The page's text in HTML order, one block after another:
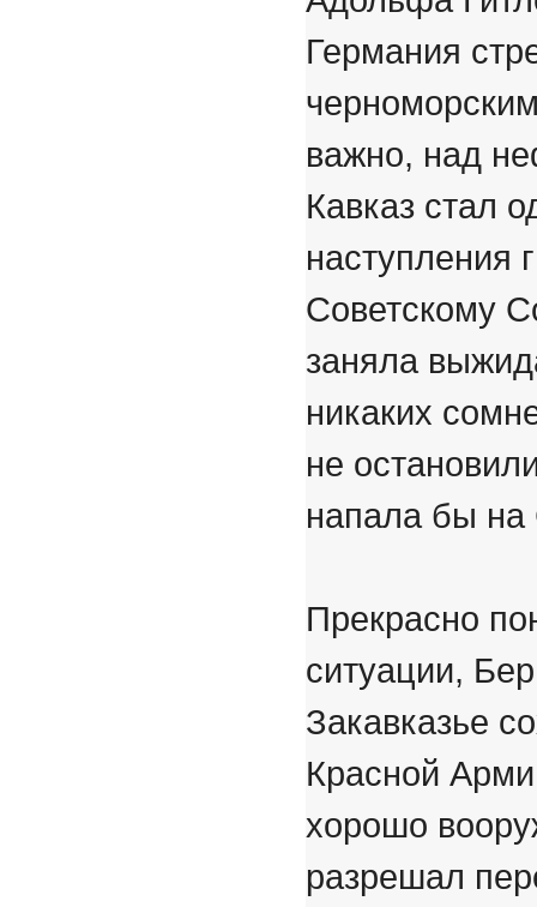
Германия
важно, над
Кавказ стал
наступления
Советскому
заняла
никаких
не
напала бы
Прекрасно
ситуации,
Закавказье
Красной
хорошо
разрешал